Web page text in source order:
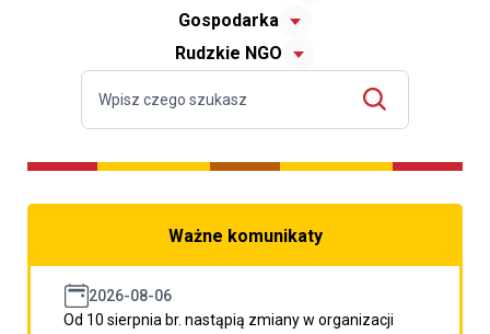
Gospodarka
Rudzkie NGO
Ważne komunikaty
2026-08-06
Od 10 sierpnia br. nastąpią zmiany w organizacji